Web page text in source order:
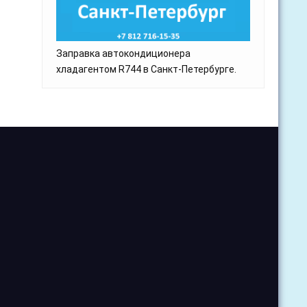
Заправка автокондиционера
хладагентом R744 в Санкт-Петербурге.